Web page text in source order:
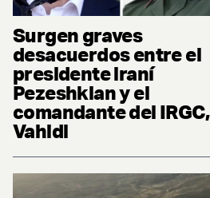
Surgen graves
desacuerdos entre el
presidente iraní
Pezeshkian y el
comandante del IRGC,
Vahidi